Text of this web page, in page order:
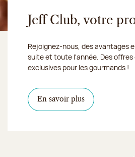
Jeff Club, votre
Rejoignez-nous, des avantages
suite et toute l'année. Des offres
exclusives pour les gourmands !
En savoir plus